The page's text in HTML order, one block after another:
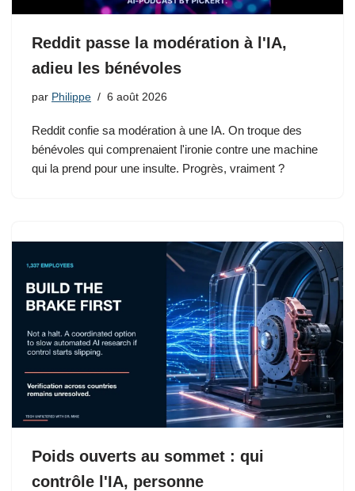
Reddit passe la modération à l'IA,
adieu les bénévoles
par Philippe 6 août 2026
Reddit confie sa modération à une IA. On troque des
bénévoles qui comprenaient l'ironie contre une machine
qui la prend pour une insulte. Progrès, vraiment ?
Poids ouverts au sommet : qui
contrôle l'IA, personne